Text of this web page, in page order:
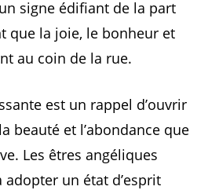
signe édifiant de la part
que la joie, le bonheur et
au coin de la rue.
est un rappel d’ouvrir
beauté et l’abondance que
Les êtres angéliques
un état d’esprit